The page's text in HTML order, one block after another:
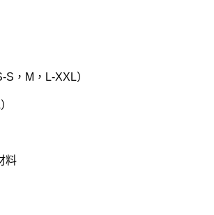
，M，L-XXL）
料